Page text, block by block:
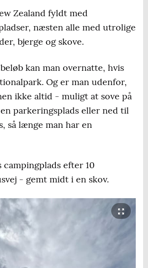
Nyhavn, Myplanet og
Det er nemt, da New
måder minder om at
Zealand fyldt med
næsten alle med utrolige
bjerge og skove.
kan man overnatte, hvis
Og er man udenfor,
ikke altid - muligt at sove på
parkeringsplads eller ned til
så længe man har en
efter 10
- gemt midt i en skov.